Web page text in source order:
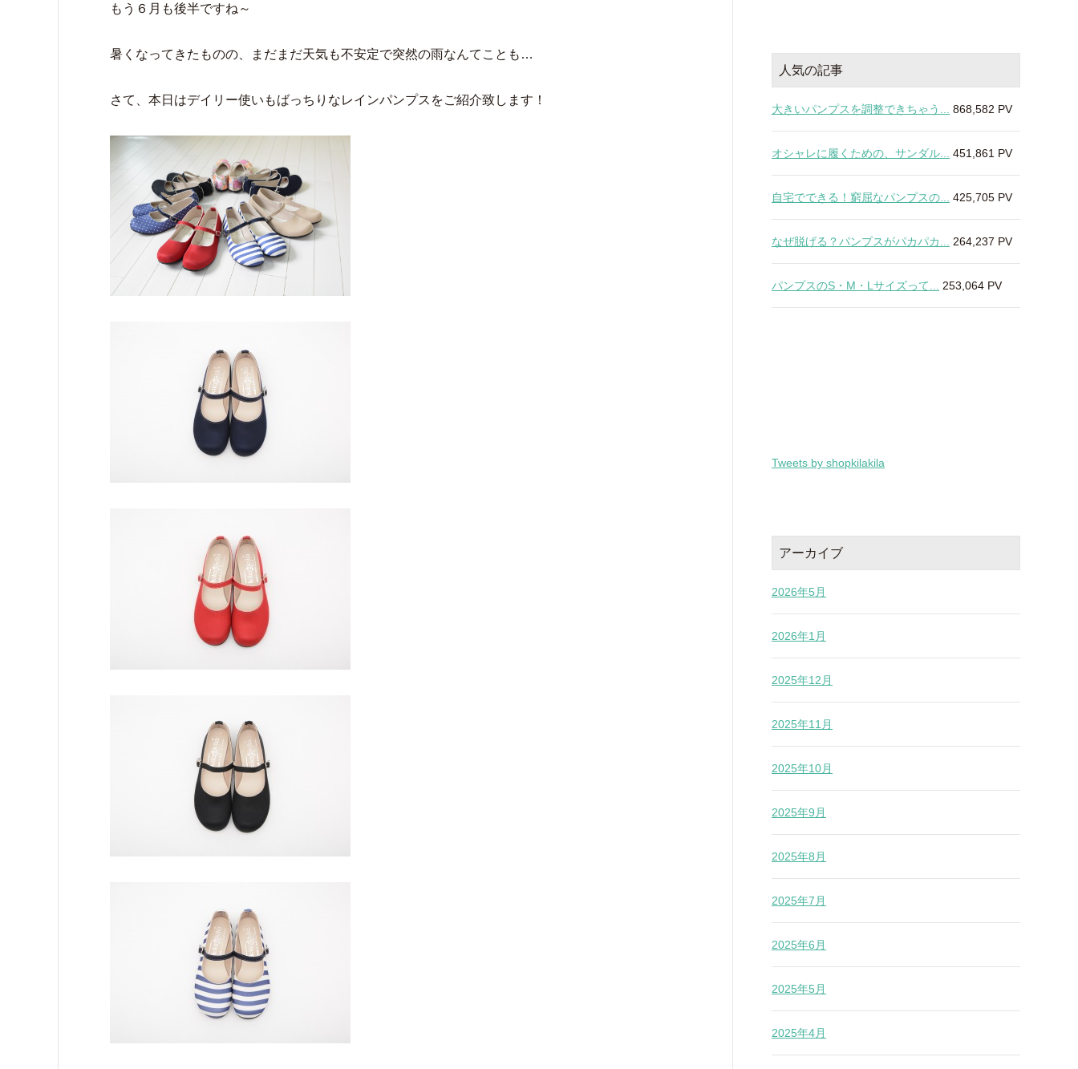
もう６月も後半ですね～
暑くなってきたものの、まだまだ天気も不安定で突然の雨なんてことも…
さて、本日はデイリー使いもばっちりなレインパンプスをご紹介致します！
人気の記事
大きいパンプスを調整できちゃう... 868,582 PV
オシャレに履くための、サンダル... 451,861 PV
自宅でできる！窮屈なパンプスの... 425,705 PV
なぜ脱げる？パンプスがパカパカ... 264,237 PV
パンプスのS・M・Lサイズって... 253,064 PV
Tweets by shopkilakila
アーカイブ
2026年5月
2026年1月
2025年12月
2025年11月
2025年10月
2025年9月
2025年8月
2025年7月
2025年6月
2025年5月
2025年4月